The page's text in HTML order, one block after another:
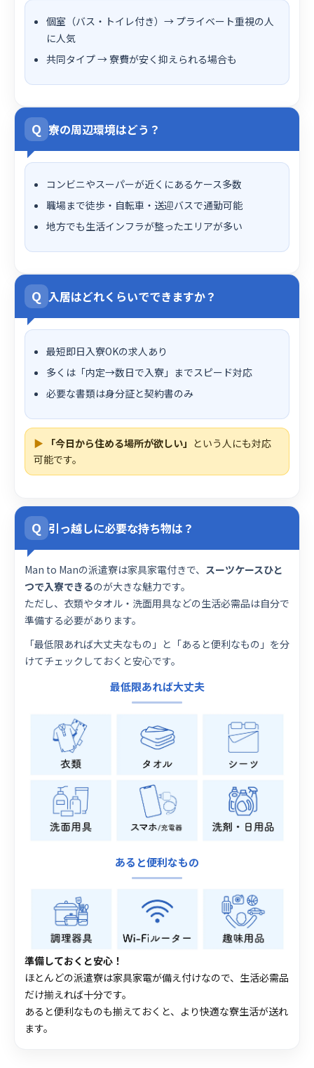
個室（バス・トイレ付き）→ プライベート重視の人
に人気
共同タイプ → 寮費が安く抑えられる場合も
Q 寮の周辺環境はどう？
コンビニやスーパーが近くにあるケース多数
職場まで徒歩・自転車・送迎バスで通勤可能
地方でも生活インフラが整ったエリアが多い
Q 入居はどれくらいでできますか？
最短即日入寮OKの求人あり
多くは「内定→数日で入寮」までスピード対応
必要な書類は身分証と契約書のみ
▶ 「今日から住める場所が欲しい」 という人にも対応
可能です。
Q 引っ越しに必要な持ち物は？
Man to Manの派遣寮は家具家電付きで、 スーツケースひと
つで入寮できるのが大きな魅力です。
ただし、衣類やタオル・洗面用具などの生活必需品は自分で
準備する必要があります。
「最低限あれば大丈夫なもの」と「あると便利なもの」を分
けてチェックしておくと安心です。
最低限あれば大丈夫
あると便利なもの
準備しておくと安心！
ほとんどの派遣寮は家具家電が備え付けなので、生活必需品
だけ揃えれば十分です。
あると便利なものも揃えておくと、より快適な寮生活が送れ
ます。